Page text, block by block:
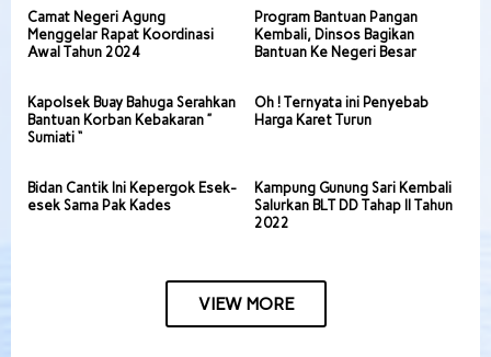
Camat Negeri Agung
Menggelar Rapat Koordinasi
Awal Tahun 2024
Program Bantuan Pangan
Kembali, Dinsos Bagikan
Bantuan Ke Negeri Besar
Kapolsek Buay Bahuga Serahkan
Bantuan Korban Kebakaran ”
Sumiati “
Oh ! Ternyata ini Penyebab
Harga Karet Turun
Bidan Cantik Ini Kepergok Esek-
esek Sama Pak Kades
Kampung Gunung Sari Kembali
Salurkan BLT DD Tahap II Tahun
2022
VIEW MORE